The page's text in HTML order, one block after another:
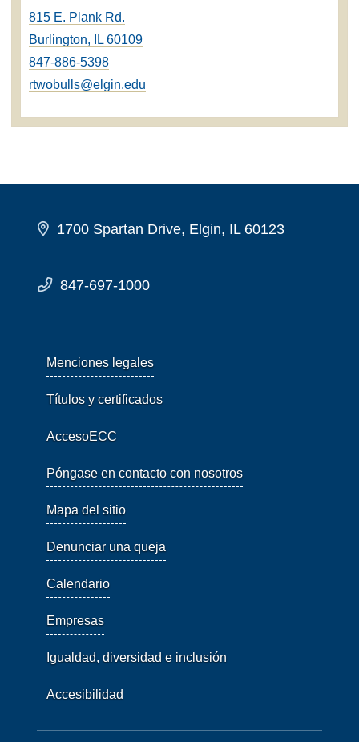
815 E. Plank Rd.
Burlington, IL 60109
847-886-5398
rtwobulls@elgin.edu
1700 Spartan Drive, Elgin, IL 60123
847-697-1000
Menciones legales
Títulos y certificados
AccesoECC
Póngase en contacto con nosotros
Mapa del sitio
Denunciar una queja
Calendario
Empresas
Igualdad, diversidad e inclusión
Accesibilidad